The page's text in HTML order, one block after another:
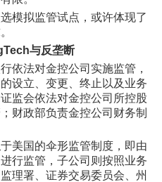
模拟监管试点，或许体现了
与反垄断
依法对金控公司实施监管，
设立、变更、终止以及业务
监会依法对金控公司所控股
财政部负责金控公司财务制
美国的伞形监管制度，即由
行监管，子公司则按照业务
理署、证券交易委员会、州